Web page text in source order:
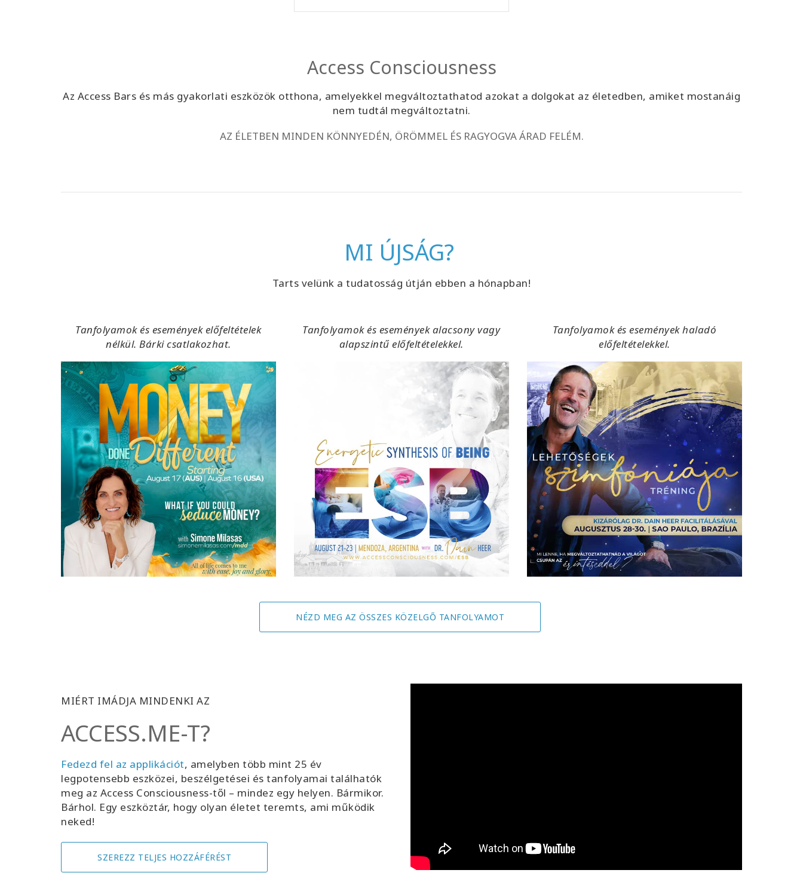
Access Consciousness
Az Access Bars és más gyakorlati eszközök otthona, amelyekkel megváltoztathatod azokat a dolgokat az életedben, amiket mostanáig
nem tudtál megváltoztatni.
AZ ÉLETBEN MINDEN KÖNNYEDÉN, ÖRÖMMEL ÉS RAGYOGVA ÁRAD FELÉM.
MI ÚJSÁG?
Tarts velünk a tudatosság útján ebben a hónapban!
Tanfolyamok és események előfeltételek
nélkül. Bárki csatlakozhat.
Tanfolyamok és események alacsony vagy
alapszintű előfeltételekkel.
Tanfolyamok és események haladó
előfeltételekkel.
NÉZD MEG AZ ÖSSZES KÖZELGŐ TANFOLYAMOT
MIÉRT IMÁDJA MINDENKI AZ
ACCESS.ME-T?
Fedezd fel az applikációt, amelyben több mint 25 év
legpotensebb eszközei, beszélgetései és tanfolyamai találhatók
meg az Access Consciousness-től – mindez egy helyen. Bármikor.
Bárhol. Egy eszköztár, hogy olyan életet teremts, ami működik
neked!
SZEREZZ TELJES HOZZÁFÉRÉST